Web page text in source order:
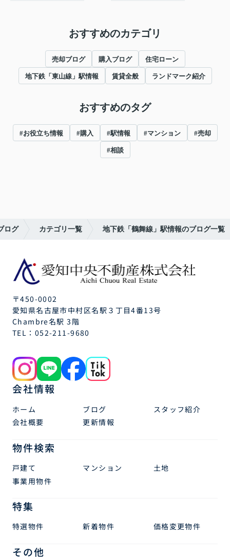
おすすめのカテゴリ
売却ブログ 購入ブログ 住宅ローン
地下鉄「東山線」駅情報 賃貸全般 ランドマーク紹介
おすすめのタグ
#お役立ち情報 #購入 #駅情報 #マンション #売却
#相談
ログ カテゴリ一覧 地下鉄「鶴舞線」駅情報のブログ一覧
〒450-0002
愛知県名古屋市中村区名駅３丁目4番13号
Chambre名駅 3階
TEL： 052-211-9680
会社情報
ホーム ブログ
スタッフ紹介
会社概要
更新情報
物件検索
戸建て マンション
土地
事業用物件
特集
特選物件 新着物件 価格変更物件
その他